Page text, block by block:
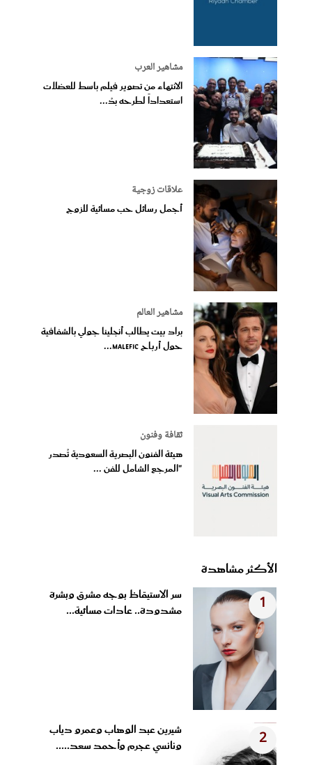
مشاهير العرب
الانتهاء من تصوير فيلم باسط للعضلات
استعداداً لطرحه بدُ...
علاقات زوجية
أجمل رسائل حب مسائية للزوج
مشاهير العالم
براد بيت يطالب أنجلينا جولي بالشفافية
حول أرباح Malefic...
ثقافة وفنون
هيئة الفنون البصرية السعودية تُصدر
"المرجع الشامل للفن ...
الأكثر مشاهدة
1
سر الاستيقاظ بوجه مشرق وبشرة
مشدودة.. عادات مسائية...
2
شيرين عبد الوهاب وعمرو دياب
ونانسي عجرم وأحمد سعد.....